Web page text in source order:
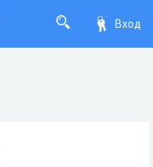
Вход